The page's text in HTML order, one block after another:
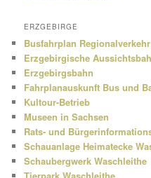
ERZGEBIRGE
Busfahrplan
Erzgebirgische
Erzgebirgsbahn
Fahrplanauskunft Bus und
Kultour-Betrieb
Museen in Sachsen
Rats- und
Schauanlage Heimatecke
Schaubergwerk Waschleithe